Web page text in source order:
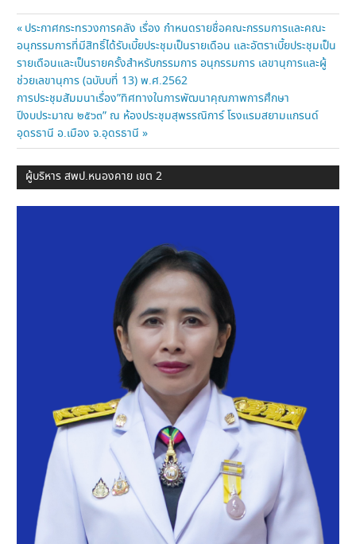
แนะแนว
เรื่อง
Previous
Post:
ประกาศกระทรวงการคลัง เรื่อง กำหนดรายชื่อคณะกรรมการและคณะ
อนุกรรมการที่มีสิทธิ์ได้รับเบี้ยประชุมเป็นรายเดือน และอัตราเบี้ยประชุมเป็น
รายเดือนและเป็นรายครั้งสำหรับกรรมการ อนุกรรมการ เลขานุการและผู้
ช่วยเลขานุการ (ฉบับบที่ 13) พ.ศ.2562
Next
Post:
การประชุมสัมมนาเรื่อง”ทิศทางในการพัฒนาคุณภาพการศึกษา
ปีงบประมาณ ๒๕๖๓” ณ ห้องประชุมสุพรรณิการ์ โรงแรมสยามแกรนด์
อุดรธานี อ.เมือง จ.อุดรธานี
ผู้บริหาร สพป.หนองคาย เขต 2